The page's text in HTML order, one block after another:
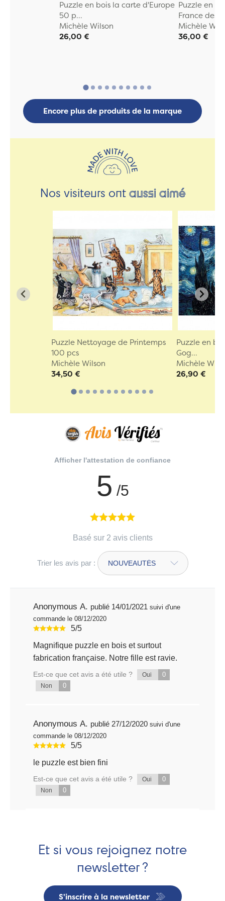
Puzzle en bois la carte d'Europe
50 p...
Michèle Wilson
26,00 €
Puzzle en
France des...
Michèle
36,00 €
Encore plus de produits de la marque
Nos visiteurs ontaussi aimé
Puzzle Nettoyage de Printemps
100 pcs
Michèle Wilson
34,50 €
Puzzle en
Gog...
Michèle
26,90 €
Afficher l'attestation de confiance
5 /5
Basé sur 2 avis clients
Trier les avis par :
Anonymous A. publié 14/01/2021 suivi d'une
commande le 08/12/2020
5/5
Magnifique puzzle en bois et surtout
fabrication française. Notre fille est ravie.
Est-ce que cet avis a été utile ? Oui 0
Non 0
Anonymous A. publié 27/12/2020 suivi d'une
commande le 08/12/2020
5/5
le puzzle est bien fini
Est-ce que cet avis a été utile ? Oui 0
Non 0
Et si vous rejoignez notre
newsletter ?
S'inscrire à la newsletter